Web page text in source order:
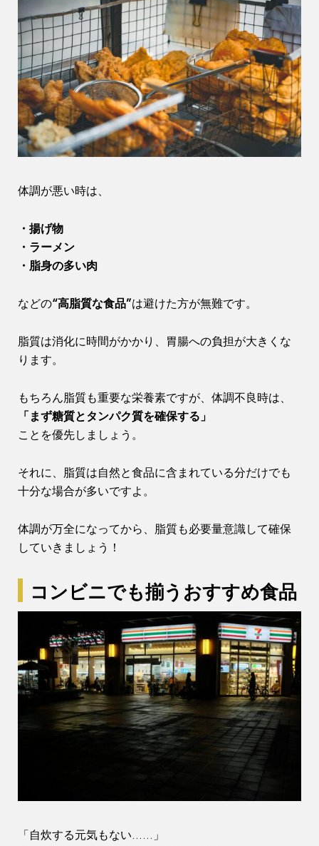
体調が悪い時は、
・揚げ物
・ラーメン
・脂身の多い肉
などの“高脂質な食品”は避けた方が無難です。
脂質は消化に時間がかかり、胃腸への負担が大きくな
ります。
もちろん脂質も重要な栄養素ですが、体調不良時は、
「まず糖質とタンパク質を確保する」
ことを優先しましょう。
それに、脂質は自然と食品に含まれている分だけでも
十分な場合が多いですよ。
体調が万全になってから、脂質も必要量意識して確保
していきましょう！
コンビニでも揃うおすすめ食品
「自炊する元気もない……」